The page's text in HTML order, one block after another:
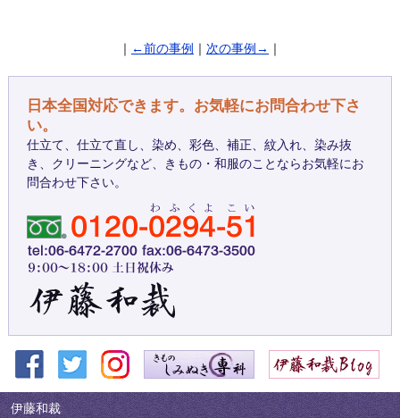
｜ ←前の事例 ｜ 次の事例→ ｜
日本全国対応できます。お気軽にお問合わせ下さ
い。
仕立て、仕立て直し、染め、彩色、補正、紋入れ、染み抜
き、クリーニングなど、きもの・和服のことならお気軽にお
問合わせ下さい。
伊藤和裁